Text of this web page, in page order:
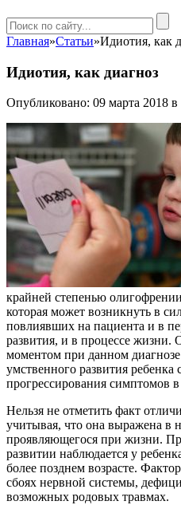
Главная»Статьи»Идиотия, как
Идиотия, как диагноз
Опубликовано: 09 марта 2018 в
крайней степенью
которая может возникнуть в
повлиявших на пациента и в
развития, и в процессе
моментом при данном
умственного развития
прогрессирования симптомов
Нельзя не отметить факт
учитывая, что она выражена в
проявляющегося при жизни.
развитии наблюдается у
более позднем возрасте.
сбоях нервной системы,
возможных родовых травмах.